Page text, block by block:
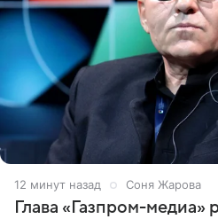
12 минут назад Соня Жарова
Глава «Газпром-медиа»